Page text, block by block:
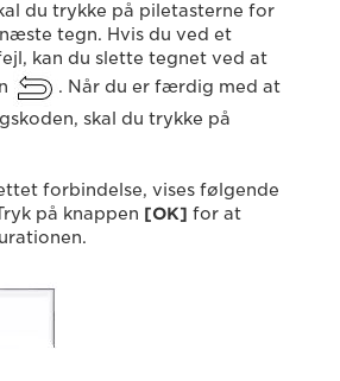
du trykke på piletasterne for
tegn. Hvis du ved et
kan du slette tegnet ved at
. Når du er færdig med at
skal du trykke på
forbindelse, vises følgende
på knappen [OK] for at